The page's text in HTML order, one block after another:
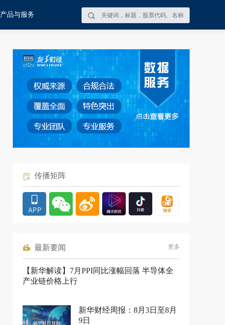
产品与服务
传播矩阵
最新要闻 更多
【新华解读】7月PPI同比涨幅回落 半导体全
产业链价格上行
新华财经周报：8月3日至8月
9日